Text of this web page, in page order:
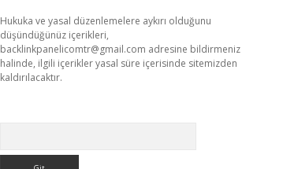
Hukuka ve yasal düzenlemelere aykırı olduğunu
düşündüğünüz içerikleri,
backlinkpanelicomtr@gmail.com adresine bildirmeniz
halinde, ilgili içerikler yasal süre içerisinde sitemizden
kaldırılacaktır.